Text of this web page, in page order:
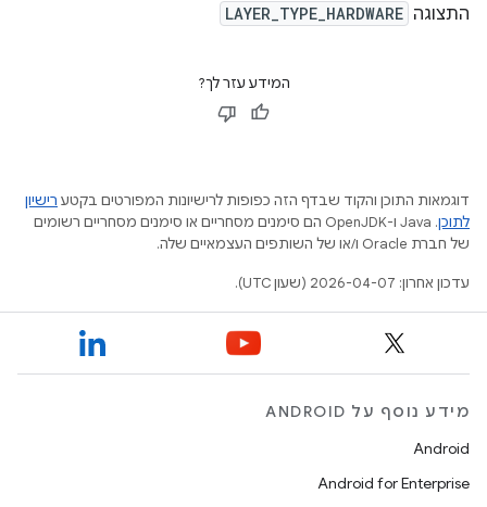
התצוגה LAYER_TYPE_HARDWARE
המידע עזר לך?
דוגמאות התוכן והקוד שבדף הזה כפופות לרישיונות המפורטים בקטע רישיון
לתוכן
.‏ Java ו-OpenJDK הם סימנים מסחריים או סימנים מסחריים רשומים
של חברת Oracle ו/או של השותפים העצמאיים שלה.
עדכון אחרון: 2026-04-07 (שעון UTC).
מידע נוסף על ANDROID
Android
Android for Enterprise